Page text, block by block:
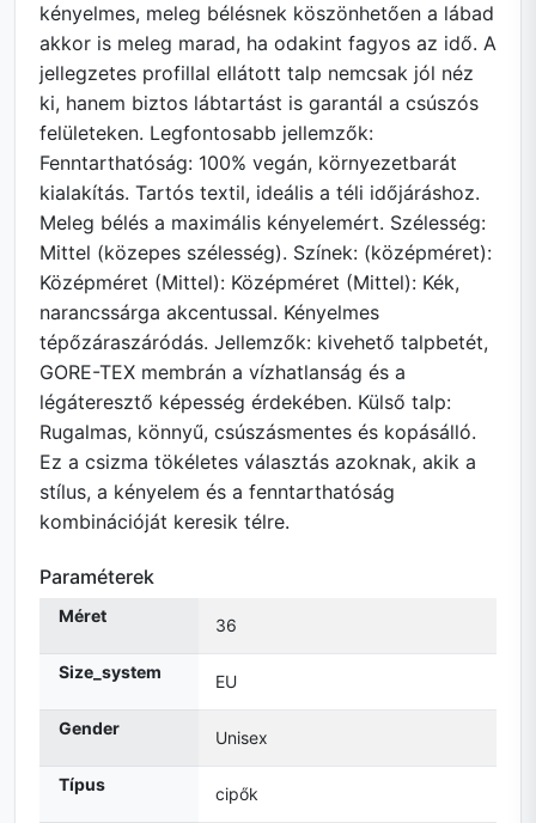
kényelmes, meleg bélésnek köszönhetően a lábad
akkor is meleg marad, ha odakint fagyos az idő. A
jellegzetes profillal ellátott talp nemcsak jól néz
ki, hanem biztos lábtartást is garantál a csúszós
felületeken. Legfontosabb jellemzők:
Fenntarthatóság: 100% vegán, környezetbarát
kialakítás. Tartós textil, ideális a téli időjáráshoz.
Meleg bélés a maximális kényelemért. Szélesség:
Mittel (közepes szélesség). Színek: (középméret):
Középméret (Mittel): Középméret (Mittel): Kék,
narancssárga akcentussal. Kényelmes
tépőzáraszáródás. Jellemzők: kivehető talpbetét,
GORE-TEX membrán a vízhatlanság és a
légáteresztő képesség érdekében. Külső talp:
Rugalmas, könnyű, csúszásmentes és kopásálló.
Ez a csizma tökéletes választás azoknak, akik a
stílus, a kényelem és a fenntarthatóság
kombinációját keresik télre.
Paraméterek
Méret 36
Size_system EU
Gender Unisex
Típus cipők